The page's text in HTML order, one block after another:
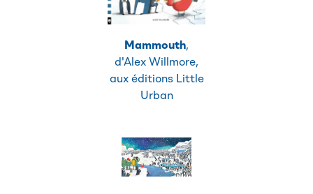
Mammouth,
d'Alex Willmore,
aux éditions Little
Urban